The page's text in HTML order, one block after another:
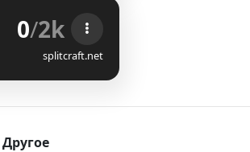
0/2k
splitcraft.net
Другое